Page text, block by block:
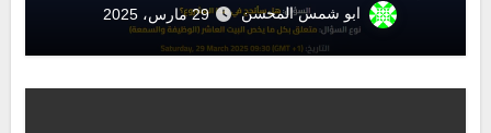
ابو شمس المحسن 29 مارس، 2025